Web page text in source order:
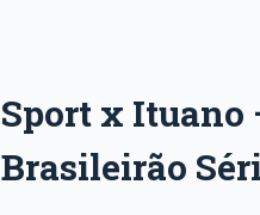
Sport x Ituano
Brasileirão